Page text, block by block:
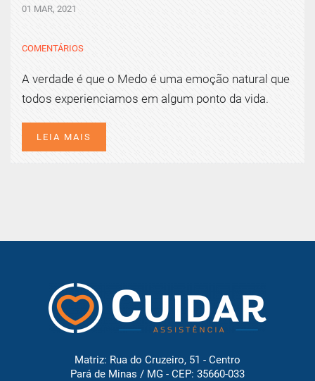
01 MAR, 2021
COMENTÁRIOS
A verdade é que o Medo é uma emoção natural que
todos experienciamos em algum ponto da vida.
LEIA MAIS
Matriz: Rua do Cruzeiro, 51 - Centro
Pará de Minas / MG - CEP: 35660-033